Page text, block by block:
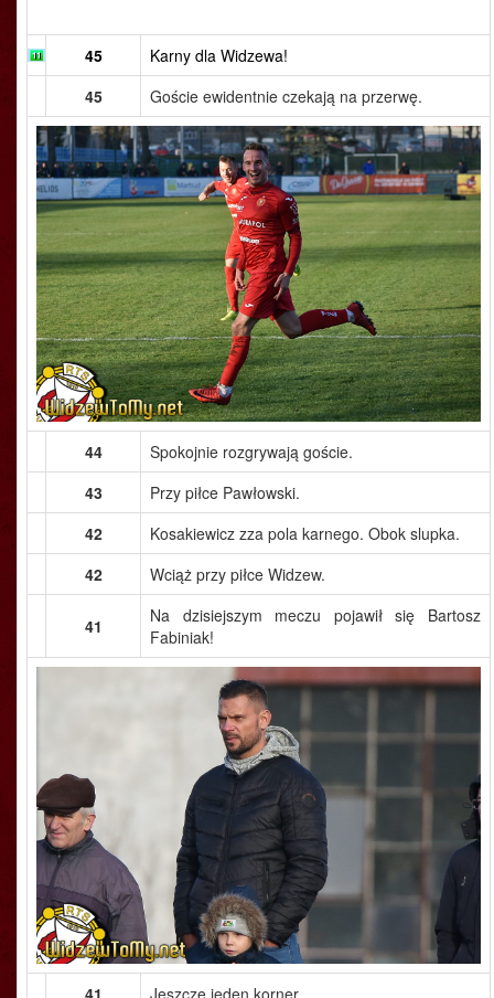
45
Karny dla Widzewa!
45
Goście ewidentnie czekają na przerwę.
44
Spokojnie rozgrywają goście.
43
Przy piłce Pawłowski.
42
Kosakiewicz zza pola karnego. Obok slupka.
42
Wciąż przy piłce Widzew.
41
Na dzisiejszym meczu pojawił się Bartosz
Fabiniak!
41 Jeszcze jeden korner.